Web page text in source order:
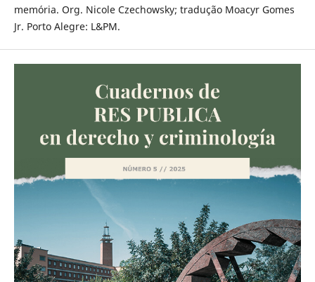
memória. Org. Nicole Czechowsky; tradução Moacyr Gomes
Jr. Porto Alegre: L&PM.